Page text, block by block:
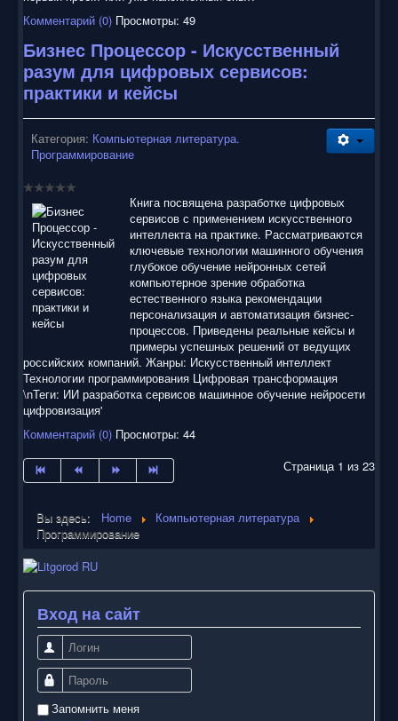
Комментарий (0) Просмотры: 49
Бизнес Процессор - Искусственный
разум для цифровых сервисов:
практики и кейсы
Категория: Компьютерная литература.
Программирование
Книга посвящена разработке цифровых
сервисов с применением искусственного
интеллекта на практике. Рассматриваются
ключевые технологии машинного обучения
глубокое обучение нейронных сетей
компьютерное зрение обработка
естественного языка рекомендации
персонализация и автоматизация бизнес-
процессов. Приведены реальные кейсы и
примеры успешных решений от ведущих
российских компаний. Жанры: Искусственный интеллект
Технологии программирования Цифровая трансформация
\nТеги: ИИ разработка сервисов машинное обучение нейросети
цифровизация'
Комментарий (0) Просмотры: 44
Страница 1 из 23
Вы здесь: Home
Компьютерная литература
Программирование
Вход на сайт
Логин
Пароль
Запомнить меня